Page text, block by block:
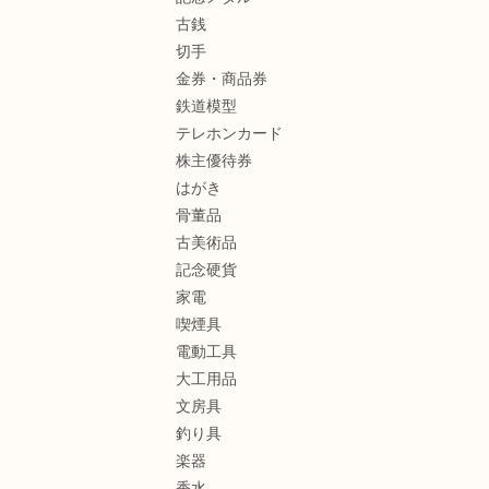
古銭
切手
金券・商品券
鉄道模型
テレホンカード
株主優待券
はがき
骨董品
古美術品
記念硬貨
家電
喫煙具
電動工具
大工用品
文房具
釣り具
楽器